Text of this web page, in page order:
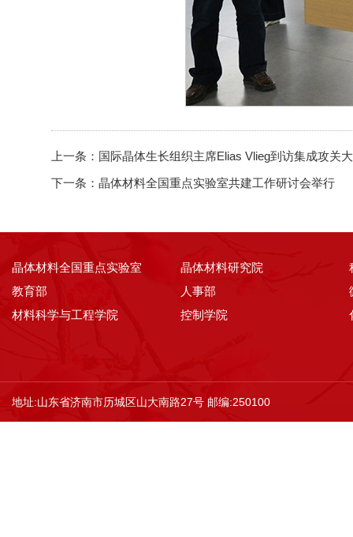
上一条： 国际晶体生长组织主席Elias Vlieg到访集成攻关
下一条： 晶体材料全国重点实验室共建工作研讨会举行
晶体材料全国重点实验室 晶体材料研究院
教育部
人事部
材料科学与工程学院
控制学院
地址:山东省济南市历城区山大南路27号 邮编:250100